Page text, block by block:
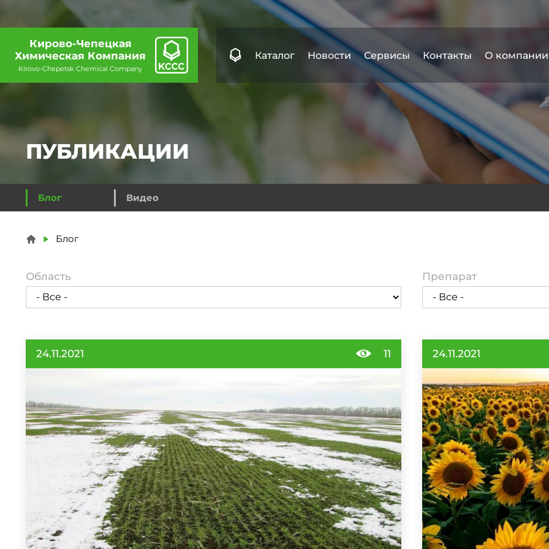
Кирово-Чепецкая
Химическая Компания
Kirovo-Chepetsk Chemical Company
Каталог Новости Сервисы Контакты О компании
ПУБЛИКАЦИИ
Блог Видео
Вы здесь
Блог
Область Препарат
24.11.2021 11 24.11.2021